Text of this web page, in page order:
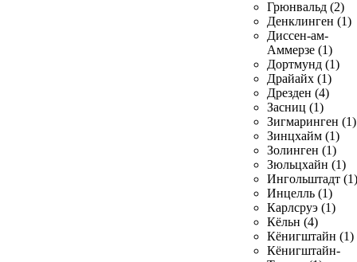
Грюнвальд (2)
Денклинген (1)
Диссен-ам-
Аммерзе (1)
Дортмунд (1)
Драйайх (1)
Дрезден (4)
Засниц (1)
Зигмаринген (1)
Зинцхайм (1)
Золинген (1)
Зюльцхайн (1)
Ингольштадт (1)
Инцелль (1)
Карлсруэ (1)
Кёльн (4)
Кёнигштайн (1)
Кёнигштайн-